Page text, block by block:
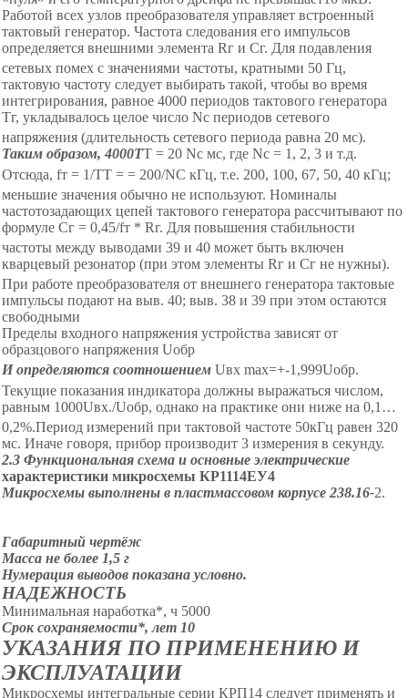
Работой всех узлов преобразователя управляет встроенный
тактовый генератор. Частота следования его импульсов
определяется внешними элемента Rг и Сг. Для подавления
сетевых помех с значениями частоты, кратными 50 Гц,
тактовую частоту следует выбирать такой, чтобы во время
интегрирования, равное 4000 периодов тактового генератора
Тг, укладывалось целое число Nс периодов сетевого
напряжения (длительность сетевого периода равна 20 мс).
Таким образом, 4000ТТ = 20 Nс мс, где Nс = 1, 2, 3 и т.д.
Отсюда, fт = 1/TТ = = 200/NС кГц, т.е. 200, 100, 67, 50, 40 кГц;
меньшие значения обычно не используют. Номиналы
частотозадающих цепей тактового генератора рассчитывают по
формуле Сг = 0,45/fт * Rг. Для повышения стабильности
частоты между выводами 39 и 40 может быть включен
кварцевый резонатор (при этом элементы Rг и Сг не нужны).
При работе преобразователя от внешнего генератора тактовые
импульсы подают на выв. 40; выв. 38 и 39 при этом остаются
свободными
Пределы входного напряжения устройства зависят от
образцового напряжения Uобр
И определяются соотношением Uвх max=+-1,999Uобр.
Текущие показания индикатора должны выражаться числом,
равным 1000Uвх./Uобр, однако на практике они ниже на 0,1…
0,2%.Период измерений при тактовой частоте 50кГц равен 320
мс. Иначе говоря, прибор производит 3 измерения в секунду.
2.3 Функциональная схема и основные электрические
характеристики микросхемы КР1114ЕУ4
Микросхемы выполнены в пластмассовом корпусе 238.16-2.
Габаритный чертёж
Масса не более 1,5 г
Нумерация выводов показана условно.
НАДЕЖНОСТЬ
Минимальная наработка*, ч 5000
Срок сохраняемости*, лет 10
УКАЗАНИЯ ПО ПРИМЕНЕНИЮ И
ЭКСПЛУАТАЦИИ
Микросхемы интегральные серии КРП14 следует применять и